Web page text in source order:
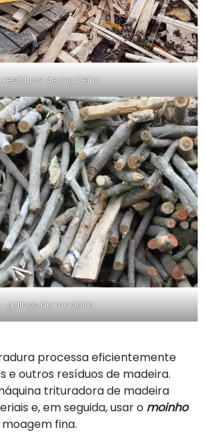
resíduos de madeira
galhos de madeira
processa eficientemente
e outros resíduos de madeira.
trituradora de madeira
e, em seguida, usar o moinho
fina.